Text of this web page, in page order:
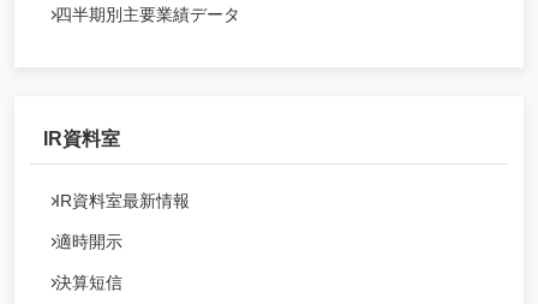
四半期別主要業績データ
IR資料室
IR資料室最新情報
適時開示
決算短信